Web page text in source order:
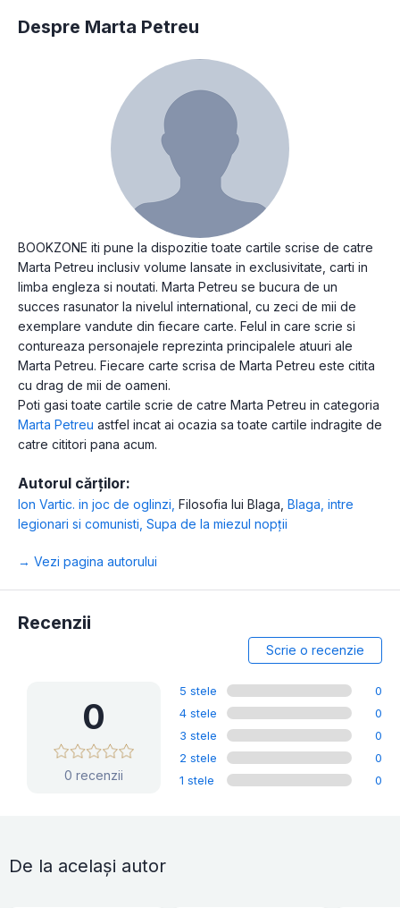
Despre Marta Petreu
BOOKZONE iti pune la dispozitie toate cartile scrise de catre
Marta Petreu inclusiv volume lansate in exclusivitate, carti in
limba engleza si noutati. Marta Petreu se bucura de un
succes rasunator la nivelul international, cu zeci de mii de
exemplare vandute din fiecare carte. Felul in care scrie si
contureaza personajele reprezinta principalele atuuri ale
Marta Petreu. Fiecare carte scrisa de Marta Petreu este citita
cu drag de mii de oameni.
Poti gasi toate cartile scrie de catre Marta Petreu in categoria
Marta Petreu astfel incat ai ocazia sa toate cartile indragite de
catre cititori pana acum.
Autorul cărților:
Ion Vartic. in joc de oglinzi Filosofia lui Blaga Blaga, intre
legionari si comunisti Supa de la miezul nopţii
→ Vezi pagina autorului
Recenzii
Scrie o recenzie
0
0 recenzii
5 stele
0
4 stele
0
3 stele
0
2 stele
0
1 stele
0
De la același autor